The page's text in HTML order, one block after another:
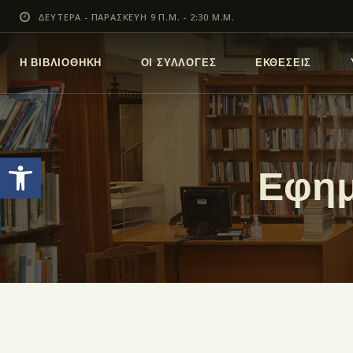
Ανοίξτε τη γραμμή εργαλείων
ΔΕΥΤΕΡΑ - ΠΑΡΑΣΚΕΥΗ 9 Π.Μ. - 2:30 Μ.Μ.
Η ΒΙΒΛΙΟΘΗΚΗ ΟΙ ΣΥΛΛΟΓΕΣ ΕΚΘΕΣΕΙΣ